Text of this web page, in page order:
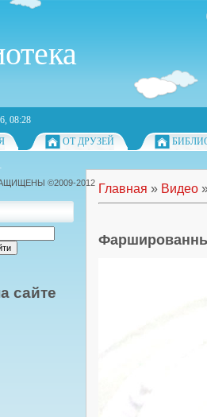
08:28
ОТ ДРУЗЕЙ
сайте
Главная » Видео
©2009-2012